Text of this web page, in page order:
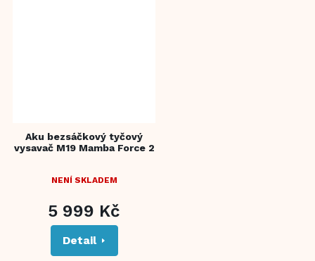
Aku bezsáčkový tyčový
vysavač M19 Mamba Force 2
NENÍ SKLADEM
5 999 Kč
Detail